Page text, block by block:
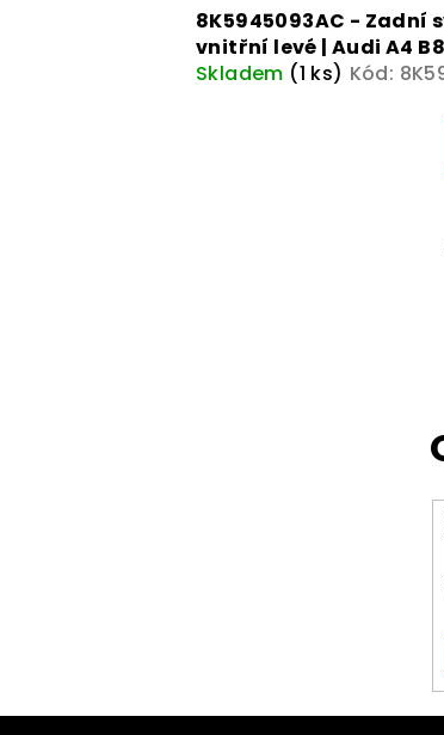
8K5945093AC - Zadní
vnitřní levé | Audi A4
Skladem (1 ks) Kód: